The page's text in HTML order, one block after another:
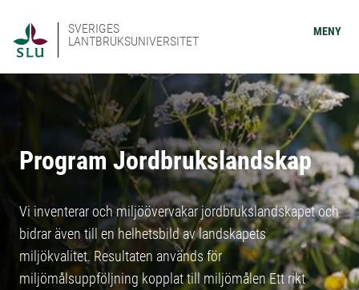
SVERIGES
LANTBRUKSUNIVERSITET
MENY
Program Jordbrukslandskap
Vi inventerar och miljöövervakar jordbrukslandskapet och
bidrar även till en helhetsbild av landskapets
miljökvalitet. Resultaten används för
miljömålsuppföljning kopplat till miljömålen Ett rikt